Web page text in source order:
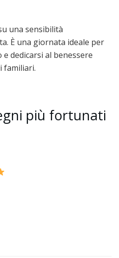
una sensibilità
È una giornata ideale per
dedicarsi al benessere
familiari.
più fortunati